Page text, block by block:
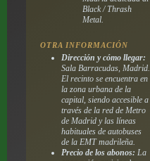
Black / Thrash
Metal.
OTRA INFORMACIÓN
Dirección y cómo llegar:
Sala Barracudas, Madrid.
El recinto se encuentra en
la zona urbana de la
capital, siendo accesible a
través de la red de Metro
de Madrid y las líneas
habituales de autobuses
de la EMT madrileña.
Precio de los abonos: La